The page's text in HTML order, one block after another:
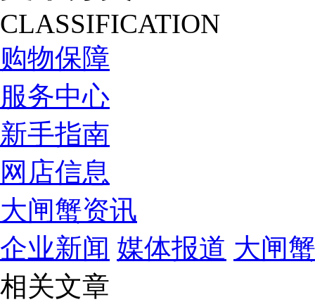
CLASSIFICATION
购物保障
服务中心
新手指南
网店信息
大闸蟹资讯
企业新闻 媒体报道 大闸
相关文章